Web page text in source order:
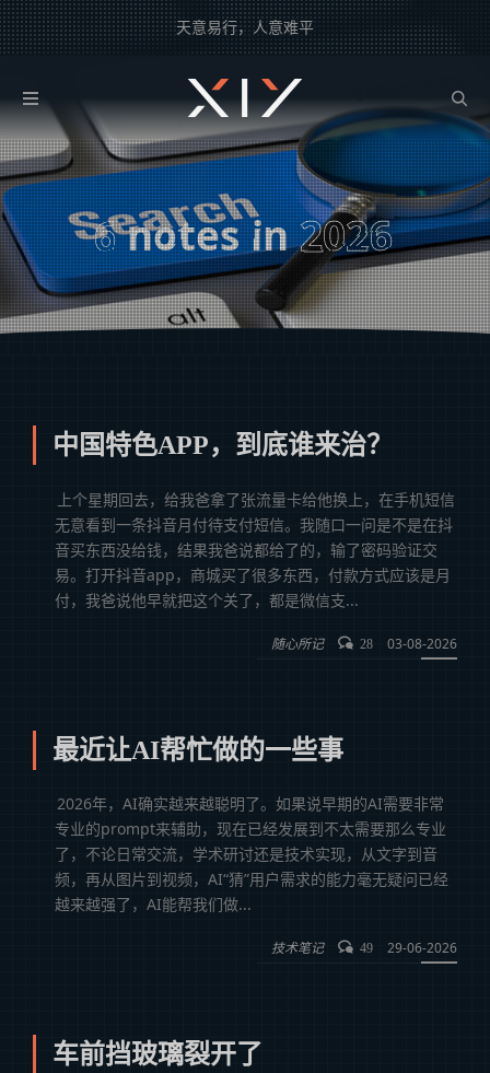
天意易行，人意难平
2BROEAR の Searchs
6notes in2026
中国特色APP，到底谁来治？
上个星期回去，给我爸拿了张流量卡给他换上，在手机短信
无意看到一条抖音月付待支付短信。我随口一问是不是在抖
音买东西没给钱，结果我爸说都给了的，输了密码验证交
易。打开抖音app，商城买了很多东西，付款方式应该是月
付，我爸说他早就把这个关了，都是微信支...
随心所记 28 03-08-2026
最近让AI帮忙做的一些事
2026年，AI确实越来越聪明了。如果说早期的AI需要非常
专业的prompt来辅助，现在已经发展到不太需要那么专业
了，不论日常交流，学术研讨还是技术实现，从文字到音
频，再从图片到视频，AI“猜”用户需求的能力毫无疑问已经
越来越强了，AI能帮我们做...
技术笔记 49 29-06-2026
车前挡玻璃裂开了